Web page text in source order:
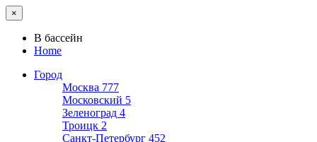
×
В бассейн
Home
Город
Москва 777
Московский 5
Зеленоград 4
Троицк 2
Санкт-Петербург 452